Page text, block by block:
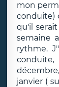
mon
conduite)
qu'il
semaine
rythme.
janvier (